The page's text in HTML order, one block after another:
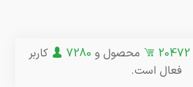
20472 محصول و 7280
کاربر
فعال است.